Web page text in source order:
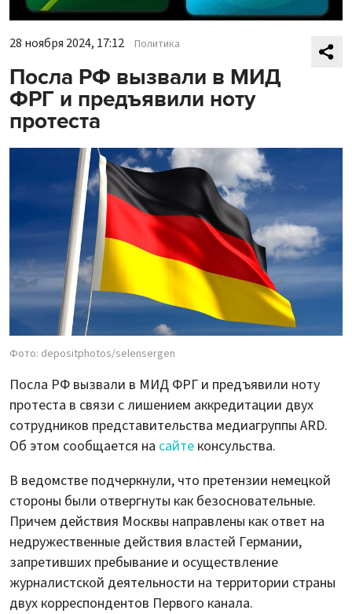
28 ноября 2024, 17:12 Политика
Посла РФ вызвали в МИД
ФРГ и предъявили ноту
протеста
Фото: depositphotos/selensergen
Посла РФ вызвали в МИД ФРГ и предъявили ноту
протеста в связи с лишением аккредитации двух
сотрудников представительства медиагруппы ARD.
Об этом сообщается на сайте консульства.
В ведомстве подчеркнули, что претензии немецкой
стороны были отвергнуты как безосновательные.
Причем действия Москвы направлены как ответ на
недружественные действия властей Германии,
запретивших пребывание и осуществление
журналистской деятельности на территории страны
двух корреспондентов Первого канала.